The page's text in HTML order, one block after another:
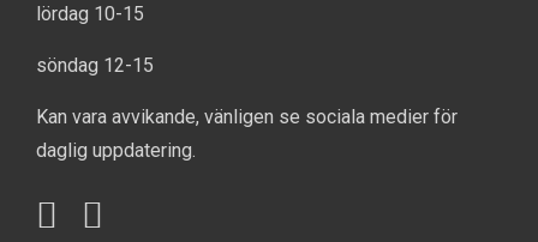
lördag 10-15
söndag 12-15
Kan vara avvikande, vänligen se sociala medier för
daglig uppdatering.